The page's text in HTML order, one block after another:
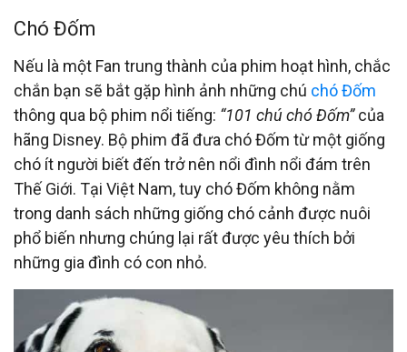
Chó Đốm
Nếu là một Fan trung thành của phim hoạt hình, chắc
chắn bạn sẽ bắt gặp hình ảnh những chú chó Đốm
thông qua bộ phim nổi tiếng: “101 chú chó Đốm”của
hãng Disney. Bộ phim đã đưa chó Đốm từ một giống
chó ít người biết đến trở nên nổi đình nổi đám trên
Thế Giới. Tại Việt Nam, tuy chó Đốm không nằm
trong danh sách những giống chó cảnh được nuôi
phổ biến nhưng chúng lại rất được yêu thích bởi
những gia đình có con nhỏ.